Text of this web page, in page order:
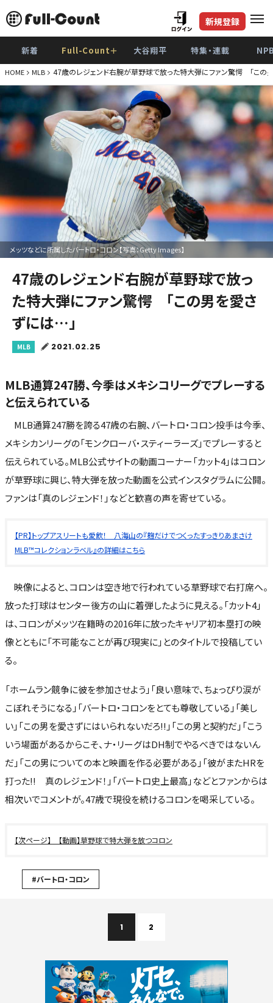
新規登録
新着 Full-Count＋ 大谷翔平 特集・連載
HOME MLB 47歳のレジェンド右腕が草野球で放った特大弾にファン驚愕 「この
メッツなどに所属したバートロ・コロン【写真：Getty Images】
47歳のレジェンド右腕が草野球で放っ
た特大弾にファン驚愕 「この男を愛さ
ずには…」
MLB 2021.02.25
MLB通算247勝、今季はメキシコリーグでプレーする
と伝えられている
MLB通算247勝を誇る47歳の右腕、バートロ・コロン投手は今季、
メキシカンリーグの「モンクローバ・スティーラーズ」でプレーすると
伝えられている。MLB公式サイトの動画コーナー「カット4」はコロン
が草野球に興じ、特大弾を放った動画を公式インスタグラムに公開。
ファンは「真のレジェンド！」などと歓喜の声を寄せている。
【PR】トップアスリートも愛飲！ 八海山の『麹だけでつくったすっきりあまさけ
MLB™コレクションラベル』の詳細はこちら
映像によると、コロンは空き地で行われている草野球で右打席へ。
放った打球はセンター後方の山に着弾したように見える。「カット4」
は、コロンがメッツ在籍時の2016年に放ったキャリア初本塁打の映
像とともに「不可能なことが再び現実に」とのタイトルで投稿してい
る。
「ホームラン競争に彼を参加させよう」「良い意味で、ちょっぴり涙が
こぼれそうになる」「バートロ・コロンをとても尊敬している」「美し
い」「この男を愛さずにはいられないだろ!!」「この男と契約だ」「こう
いう場面があるからこそ、ナ・リーグはDH制でやるべきではないん
だ」「この男についての本と映画を作る必要がある」「彼がまたHRを
打った!! 真のレジェンド！」「バートロ史上最高」などとファンからは
相次いでコメントが。47歳で現役を続けるコロンを喝采している。
【動画】草野球で特大弾を放つコロン
#バートロ・コロン
1 2